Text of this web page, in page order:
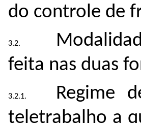
do controle de
feita nas duas
Regime
teletrabalho a